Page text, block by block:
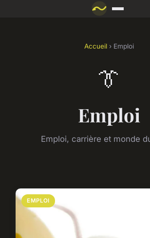
Accueil › Emploi
👔
Emploi
Emploi, carrière et monde
EMPLOI